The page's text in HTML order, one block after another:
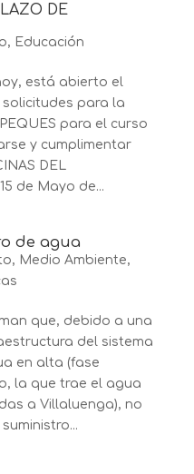
DE
, Educación
está abierto el
para la
para el curso
y cumplimentar
DEL
de Mayo de...
de agua
, Medio Ambiente,
que, debido a una
del sistema
en alta (fase
la que trae el agua
a Villaluenga), no